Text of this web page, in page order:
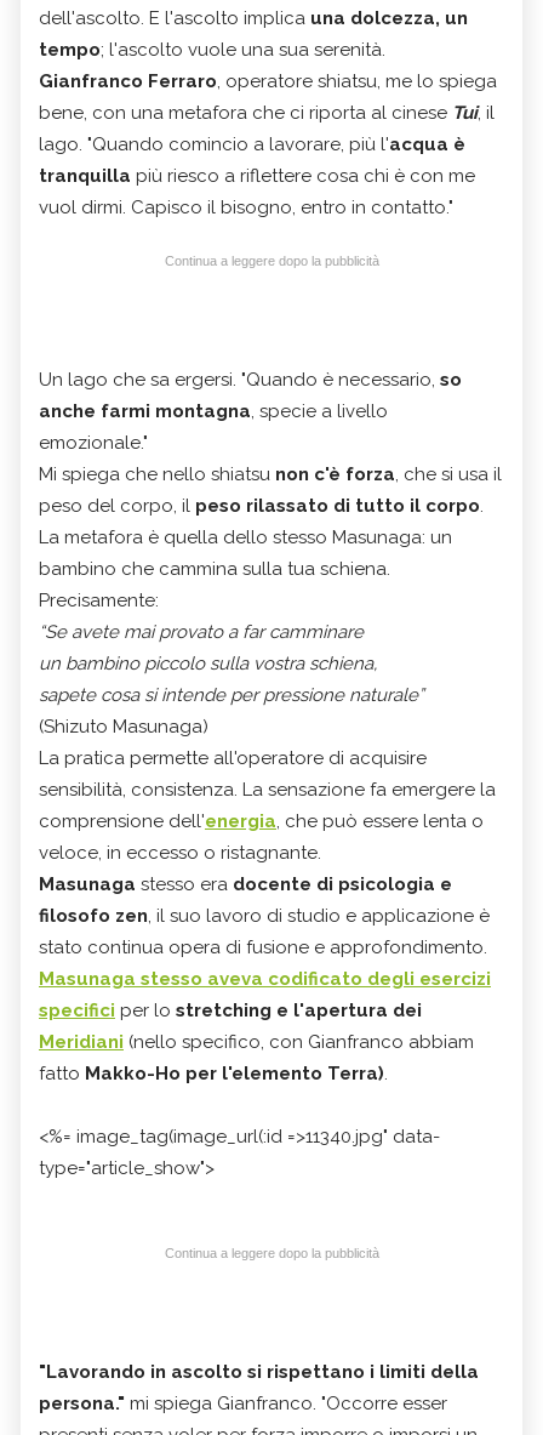
dell'ascolto. E l'ascolto implica una dolcezza, un
tempo; l'ascolto vuole una sua serenità.
Gianfranco Ferraro, operatore shiatsu, me lo spiega
bene, con una metafora che ci riporta al cinese Tui, il
lago. "Quando comincio a lavorare, più l'acqua è
tranquilla più riesco a riflettere cosa chi è con me
vuol dirmi. Capisco il bisogno, entro in contatto."
Continua a leggere dopo la pubblicità
Un lago che sa ergersi. "Quando è necessario, so
anche farmi montagna, specie a livello
emozionale."
Mi spiega che nello shiatsu non c'è forza, che si usa il
peso del corpo, il peso rilassato di tutto il corpo.
La metafora è quella dello stesso Masunaga: un
bambino che cammina sulla tua schiena.
Precisamente:
“Se avete mai provato a far camminare
un bambino piccolo sulla vostra schiena,
sapete cosa si intende per pressione naturale”
(Shizuto Masunaga)
La pratica permette all'operatore di acquisire
sensibilità, consistenza. La sensazione fa emergere la
comprensione dell'energia, che può essere lenta o
veloce, in eccesso o ristagnante.
Masunaga stesso era docente di psicologia e
filosofo zen, il suo lavoro di studio e applicazione è
stato continua opera di fusione e approfondimento.
Masunaga stesso aveva codificato degli esercizi
specifici per lo stretching e l'apertura dei
Meridiani (nello specifico, con Gianfranco abbiam
fatto Makko-Ho per l'elemento Terra).
<%= image_tag(image_url(:id =>11340.jpg" data-
type="article_show">
Continua a leggere dopo la pubblicità
"Lavorando in ascolto si rispettano i limiti della
persona." mi spiega Gianfranco. "Occorre esser